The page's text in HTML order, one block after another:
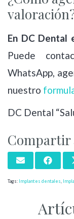
En DC Dental
Puede
WhatsApp,
nuestro
DC Dental
Tags: Implantes dentales